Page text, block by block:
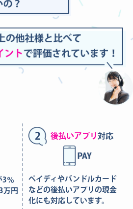
3％
万円
2 後払いアプリ対応
ペイディやバンドルカード
などの後払いアプリの現金
化にも対応しています。